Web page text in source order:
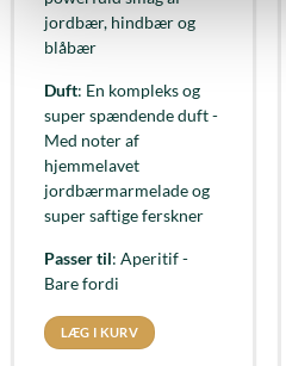
jordbær, hindbær og
blåbær
Duft: En kompleks og
super spændende duft -
Med noter af
hjemmelavet
jordbærmarmelade og
super saftige ferskner
Passer til: Aperitif -
Bare fordi
LÆG I KURV